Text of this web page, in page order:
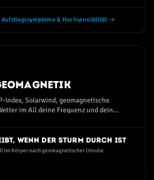
Aufstiegssymptome & Hochsensibilität →
Index, Solarwind, geomagnetische
im All deine Frequenz und dein
wenn der Sturm durch ist
im Körper nach geomagnetischer Unruhe